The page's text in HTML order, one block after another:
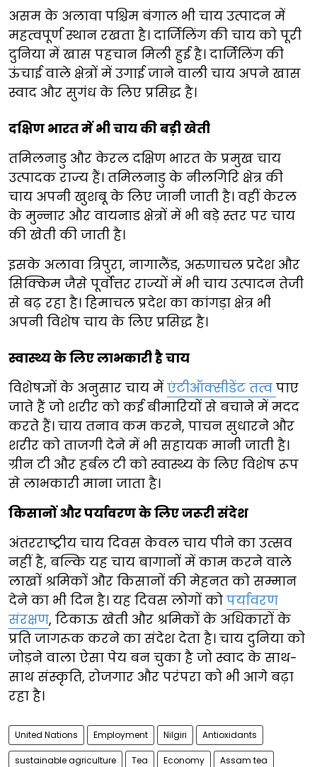
असम के अलावा पश्चिम बंगाल भी चाय उत्पादन में
महत्वपूर्ण स्थान रखता है। दार्जिलिंग की चाय को पूरी
दुनिया में खास पहचान मिली हुई है। दार्जिलिंग की
ऊंचाई वाले क्षेत्रों में उगाई जाने वाली चाय अपने खास
स्वाद और सुगंध के लिए प्रसिद्ध है।
दक्षिण भारत में भी चाय की बड़ी खेती
तमिलनाडु और केरल दक्षिण भारत के प्रमुख चाय
उत्पादक राज्य हैं। तमिलनाडु के नीलगिरि क्षेत्र की
चाय अपनी खुशबू के लिए जानी जाती है। वहीं केरल
के मुन्नार और वायनाड क्षेत्रों में भी बड़े स्तर पर चाय
की खेती की जाती है।
इसके अलावा त्रिपुरा, नागालैंड, अरुणाचल प्रदेश और
सिक्किम जैसे पूर्वोत्तर राज्यों में भी चाय उत्पादन तेजी
से बढ़ रहा है। हिमाचल प्रदेश का कांगड़ा क्षेत्र भी
अपनी विशेष चाय के लिए प्रसिद्ध है।
स्वास्थ्य के लिए लाभकारी है चाय
विशेषज्ञों के अनुसार चाय में एंटीऑक्सीडेंट तत्व पाए
जाते हैं जो शरीर को कई बीमारियों से बचाने में मदद
करते हैं। चाय तनाव कम करने, पाचन सुधारने और
शरीर को ताजगी देने में भी सहायक मानी जाती है।
ग्रीन टी और हर्बल टी को स्वास्थ्य के लिए विशेष रूप
से लाभकारी माना जाता है।
किसानों और पर्यावरण के लिए जरूरी संदेश
अंतरराष्ट्रीय चाय दिवस केवल चाय पीने का उत्सव
नहीं है, बल्कि यह चाय बागानों में काम करने वाले
लाखों श्रमिकों और किसानों की मेहनत को सम्मान
देने का भी दिन है। यह दिवस लोगों को पर्यावरण
संरक्षण, टिकाऊ खेती और श्रमिकों के अधिकारों के
प्रति जागरूक करने का संदेश देता है। चाय दुनिया को
जोड़ने वाला ऐसा पेय बन चुका है जो स्वाद के साथ-
साथ संस्कृति, रोजगार और परंपरा को भी आगे बढ़ा
रहा है।
United Nations Employment Nilgiri Antioxidants
sustainable agriculture Tea Economy Assam tea